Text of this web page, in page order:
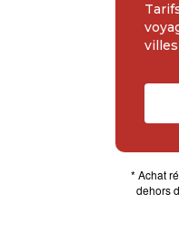
* Achat
dehors